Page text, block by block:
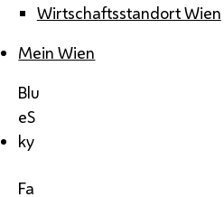
Wirtschaftsstandort Wien
Mein Wien
Blu
eS
ky
Fa